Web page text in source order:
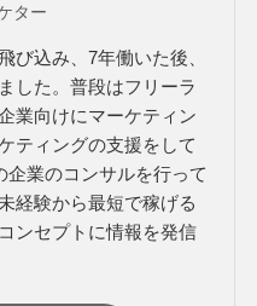
ター
び込み、7年働いた後、
した。普段はフリーラ
業向けにマーケティン
ティングの支援をして
企業のコンサルを行って
経験から最短で稼げる
ンセプトに情報を発信